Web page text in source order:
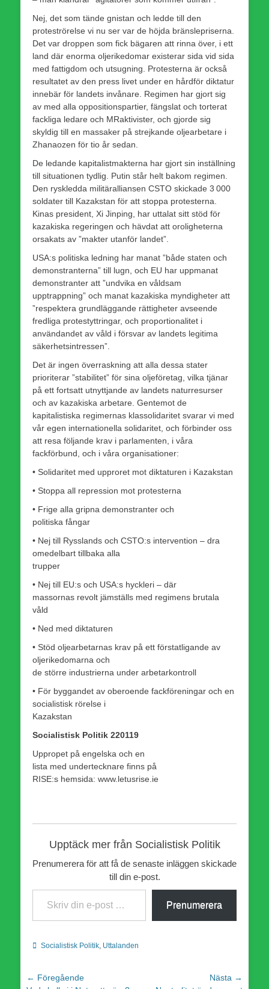
Nej, det som tände gnistan och ledde till den
proteströrelse vi nu ser var de höjda bränslepriserna.
Det var droppen som fick bägaren att rinna över, i ett
land där enorma oljerikedomar existerar sida vid sida
med fattigdom och utsugning. Protesterna är också
resultatet av den press livet under en hårdför diktatur
innebär för landets invånare. Regimen har gjort sig
av med alla oppositionspartier, fängslat och torterat
fackliga ledare och MRaktivister, och gjorde sig
skyldig till en massaker på strejkande oljearbetare i
Zhanaozen för tio år sedan.
De ledande kapitalistmakterna har gjort sin inställning
till situationen tydlig. Putin står helt bakom regimen.
Den ryskledda militäralliansen CSTO skickade 3 000
soldater till Kazakstan för att stoppa protesterna.
Kinas president, Xi Jinping, har uttalat sitt stöd för
kazakiska regeringen och hävdat att oroligheterna
orsakats av ”makter utanför landet”.
USA:s politiska ledning har manat ”både staten och
demonstranterna” till lugn, och EU har uppmanat
demonstranter att ”undvika en våldsam
upptrappning” och manat kazakiska myndigheter att
”respektera grundläggande rättigheter avseende
fredliga protestyttringar, och proportionalitet i
användandet av våld i försvar av landets legitima
säkerhetsintressen”.
Det är ingen överraskning att alla dessa stater
prioriterar ”stabilitet” för sina oljeföretag, vilka tjänar
på ett fortsatt utnyttjande av landets naturresurser
och av kazakiska arbetare. Gentemot de
kapitalistiska regimernas klassolidaritet svarar vi med
vår egen internationella solidaritet, och förbinder oss
att resa följande krav i parlamenten, i våra
fackförbund, och i våra organisationer:
• Solidaritet med upproret mot diktaturen i Kazakstan
• Stoppa all repression mot protesterna
• Frige alla gripna demonstranter och
politiska fångar
• Nej till Rysslands och CSTO:s intervention – dra
omedelbart tillbaka alla
trupper
• Nej till EU:s och USA:s hyckleri – där
massornas revolt jämställs med regimens brutala
våld
• Ned med diktaturen
• Stöd oljearbetarnas krav på ett förstatligande av
oljerikedomarna och
de större industrierna under arbetarkontroll
• För byggandet av oberoende fackföreningar och en
socialistisk rörelse i
Kazakstan
Socialistisk Politik 220119
Uppropet på engelska och en
lista med undertecknare finns på
RISE:s hemsida: www.letusrise.ie
Upptäck mer från Socialistisk Politik
Prenumerera för att få de senaste inläggen skickade
till din e-post.
Skriv din e-post …
Prenumerera
Kategorier
Socialistisk Politik Uttalanden
Inläggsnavigering
← Föregående
Nästa →